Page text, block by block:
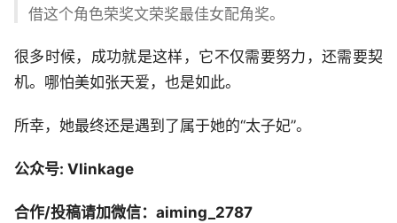
借这个角色荣奖文荣奖最佳女配角奖。
很多时候，成功就是这样，它不仅需要努力，还需要契
机。哪怕美如张天爱，也是如此。
所幸，她最终还是遇到了属于她的“太子妃”。
公众号: Vlinkage
合作/投稿请加微信：aiming_2787